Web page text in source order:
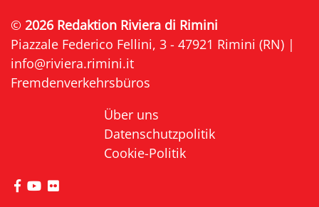
© 2026 Redaktion Riviera di Rimini
Piazzale Federico Fellini, 3 - 47921 Rimini (RN) |
info@riviera.rimini.it
Fremdenverkehrsbüros
Über uns
Datenschutzpolitik
Cookie-Politik
die Seite Facebook von Riviera di Rimini
die Seite YouTube von Riviera di Rimini
die Seite Flickr von Riviera di Rimini